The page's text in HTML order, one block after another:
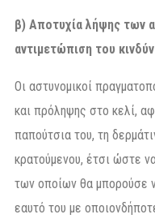
β) Αποτυχία λήψης των
αντιμετώπιση του
Οι αστυνομικοί
και πρόληψης στο κελί,
παπούτσια του, τη
κρατούμενου, έτσι ώστε
των οποίων θα μπορούσε
εαυτό του με